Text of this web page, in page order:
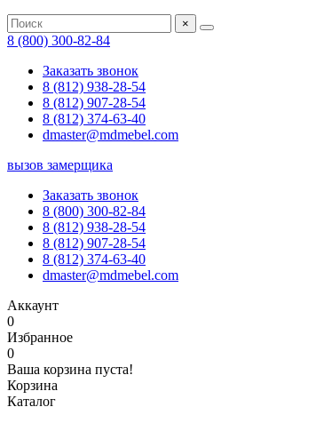
×
8 (800) 300-82-84
Заказать звонок
8 (812) 938-28-54
8 (812) 907-28-54
8 (812) 374-63-40
dmaster@mdmebel.com
вызов замерщика
Заказать звонок
8 (800) 300-82-84
8 (812) 938-28-54
8 (812) 907-28-54
8 (812) 374-63-40
dmaster@mdmebel.com
Аккаунт
0
Избранное
0
Ваша корзина пуста!
Корзина
Каталог